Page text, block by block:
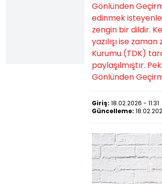
Gönlünden
edinmek
zengin bir dildir.
yazılışı ise
Kurumu (TDK)
paylaşılmıştır.
Gönlünden
Giriş: 18.02.2026 - 11:31
Güncelleme: